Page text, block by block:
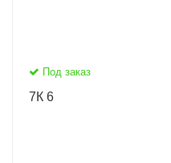
Под заказ
7К 6